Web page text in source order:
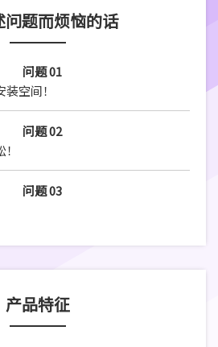
问题而烦恼的话
问题 01
空间！
问题 02
问题 03
产品特征